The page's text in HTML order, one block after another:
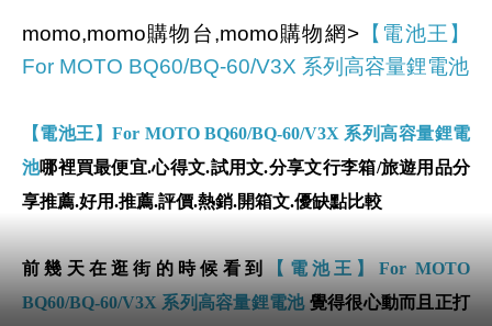
momo,momo購物台,momo購物網>【電池王】
For MOTO BQ60/BQ-60/V3X 系列高容量鋰電池
【電池王】For MOTO BQ60/BQ-60/V3X 系列高容量鋰電
池哪裡買最便宜.心得文.試用文.分享文行李箱/旅遊用品分
享推薦.好用.推薦.評價.熱銷.開箱文.優缺點比較
前幾天在逛街的時候看到
【電池王】For MOTO
BQ60/BQ-60/V3X 系列高容量鋰電池覺得很心動而且正打